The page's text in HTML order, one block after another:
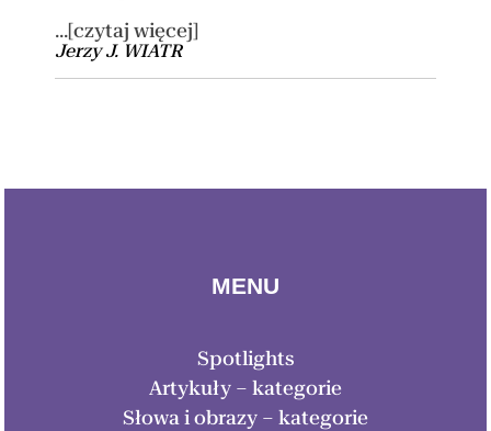
...[czytaj więcej]
Jerzy J. WIATR
MENU
Spotlights
Artykuły – kategorie
Słowa i obrazy – kategorie